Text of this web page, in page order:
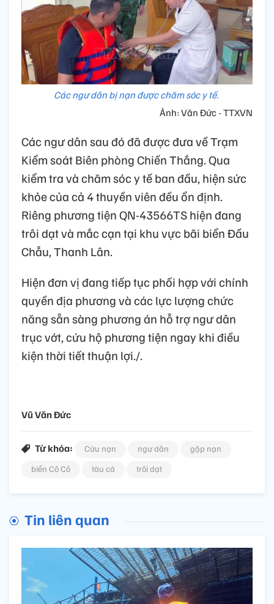
Các ngư dân bị nạn được chăm sóc y tế.
Ảnh: Văn Đức - TTXVN
Các ngư dân sau đó đã được đưa về Trạm
Kiểm soát Biên phòng Chiến Thắng. Qua
kiểm tra và chăm sóc y tế ban đầu, hiện sức
khỏe của cả 4 thuyền viên đều ổn định.
Riêng phương tiện QN-43566TS hiện đang
trôi dạt và mắc cạn tại khu vực bãi biển Đầu
Chẫu, Thanh Lân.
Hiện đơn vị đang tiếp tục phối hợp với chính
quyền địa phương và các lực lượng chức
năng sẵn sàng phương án hỗ trợ ngư dân
trục vớt, cứu hộ phương tiện ngay khi điều
kiện thời tiết thuận lợi./.
Vũ Văn Đức
Từ khóa: Cứu nạn ngư dân
gặp nạn
biển Cô Cô
tàu cá trôi dạt
Tin liên quan